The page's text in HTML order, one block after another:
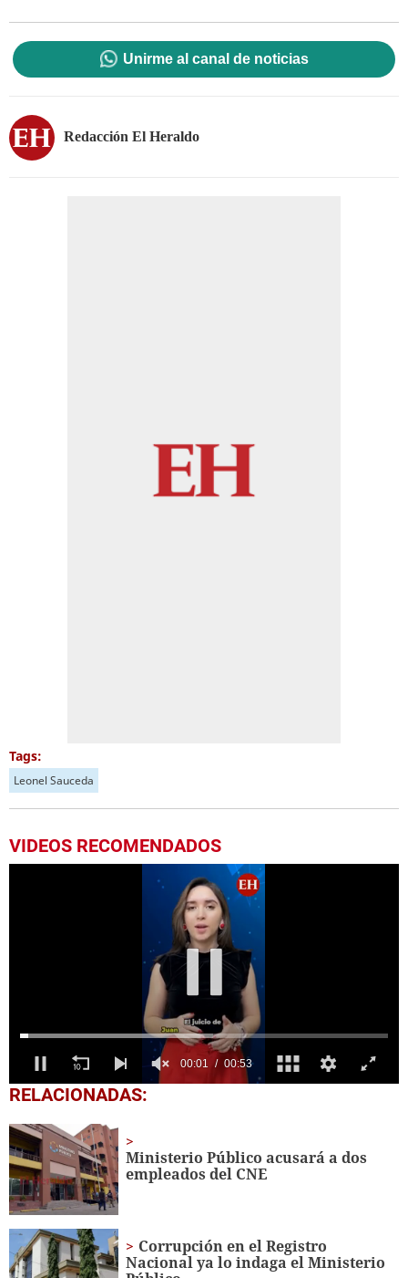
Unirme al canal de noticias
Redacción El Heraldo
Tags:
Leonel Sauceda
VIDEOS RECOMENDADOS
0
seconds
53
seconds
00:03 00:53
RELACIONADAS:
Ministerio Público acusará a dos
empleados del CNE
Corrupción en el Registro
Nacional ya lo indaga el Ministerio